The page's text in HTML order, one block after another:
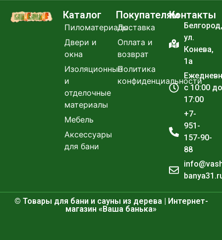
Каталог
Пиломатериалы
Двери и
окна
Изоляционные
и
отделочные
материалы
Мебель
Аксессуары
для бани
Покупателям
Доставка
Оплата и
возврат
Политика
конфиденциальности
Контакты
Белгород,
ул.
Конева,
1а
с 10:00 до
17:00
+7-
951-
157-90-
88
© Товары для бани и сауны из дерева | Интернет-
магазин «Ваша банька»